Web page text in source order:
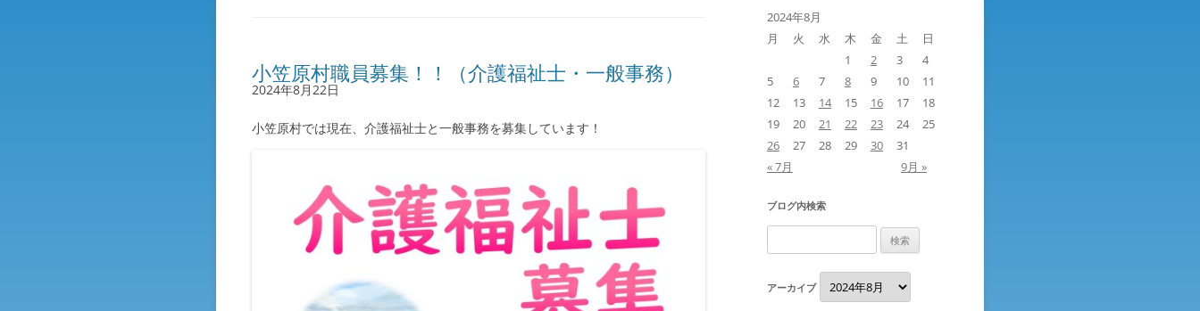
小笠原村職員募集！！（介護福祉士・一般事務）
2024年8月22日
小笠原村では現在、介護福祉士と一般事務を募集しています！
2024年8月
月
火 水 木 金 土
日
1
2 3
4
5
6 7 8 9 10
11
12
13 14 15 16 17
18
19
20 21 22 23 24
25
26
27 28 29 30
31
« 7月
9月 »
ブログ内検索
索:
アーカイブ
ア
ー
カ